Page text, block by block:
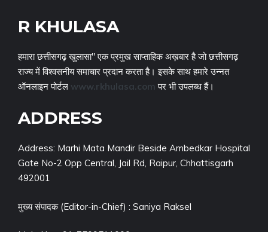
R KHULASA
हमारा छत्तीसगढ़ खुलासा" एक प्रमुख साप्ताहिक अख़बार है जो छत्तीसगढ़
राज्य में विश्वसनीय समाचार प्रदान करता है। इसके साथ हमारे उन्नत
ऑनलाइन पोर्टल www.rkhulasa.com पर भी उपलब्ध हैं।
ADDRESS
Address: Marhi Mata Mandir Beside Ambedkar Hospital
Gate No-2 Opp Central, Jail Rd, Raipur, Chhattisgarh
492001
मुख्य संपादक (Editor-in-Chief) : Saniya Raksel